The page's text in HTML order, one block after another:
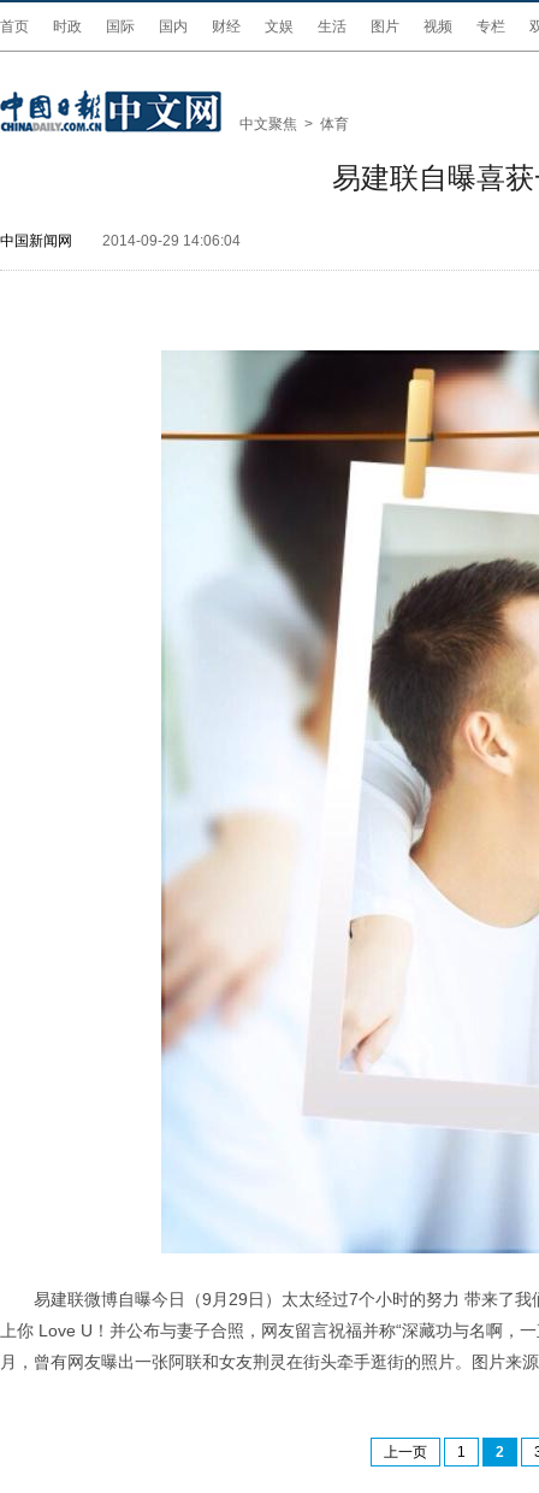
首页 时政 国际 国内 财经 文娱 生活 图片 视频 专栏
中文聚焦 > 体育
易建联自曝喜
中国新闻网 2014-09-29 14:06:04
易建联微博自曝今日（9月29日）太太经过7个小时的努力 带来了
上你 Love U！并公布与妻子合照，网友留言祝福并称“深藏功与名啊
月，曾有网友曝出一张阿联和女友荆灵在街头牵手逛街的照片。图片来
上一页 1 2